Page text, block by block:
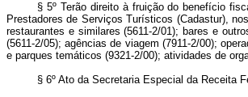
§ 5º Terão direito à fruição do benefício
Prestadores de Serviços Turísticos (Cadastur),
restaurantes e similares (5611-2/01); bares e
(5611-2/05); agências de viagem (7911-2/00);
e parques temáticos (9321-2/00); atividades de
§ 6º Ato da Secretaria Especial da